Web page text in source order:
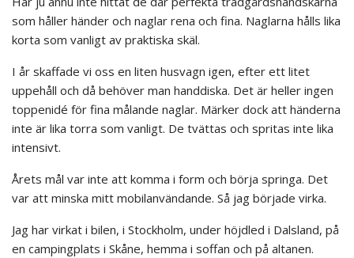
som håller händer och naglar rena och fina. Naglarna hålls lika
korta som vanligt av praktiska skäl.
I år skaffade vi oss en liten husvagn igen, efter ett litet
uppehåll och då behöver man handdiska. Det är heller ingen
toppenidé för fina målande naglar. Märker dock att händerna
inte är lika torra som vanligt. De tvättas och spritas inte lika
intensivt.
Årets mål var inte att komma i form och börja springa. Det
var att minska mitt mobilanvändande. Så jag började virka.
Jag har virkat i bilen, i Stockholm, under höjdled i Dalsland, på
en campingplats i Skåne, hemma i soffan och på altanen.